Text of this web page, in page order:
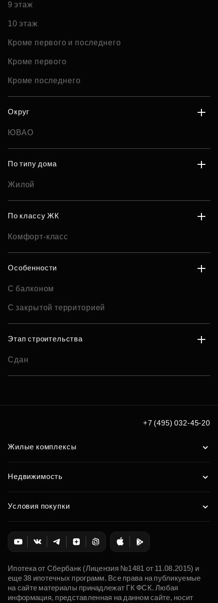
9 этаж
10 этаж
Кроме первого и последнего
Кроме первого
Кроме последнего
Округ
ЮВАО
По типу дома
Жилой
По классу ЖК
Комфорт-класс
Особенности
С балконом
С закрытой территорией
Этап строительства
Сдан
+7 (495) 032-45-20
Жилые комплексы
Недвижимость
Условия покупки
Ипотека от Сбербанк (Лицензия №1481 от 11.08.2015) и
еще 38 ипотечных программ. Все права на публикуемые
на сайте материалы принадлежат ГК ФСК. Любая
информация, представленная на данном сайте, носит